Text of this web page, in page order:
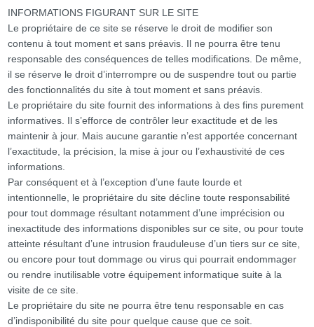
INFORMATIONS FIGURANT SUR LE SITE
Le propriétaire de ce site se réserve le droit de modifier son
contenu à tout moment et sans préavis. Il ne pourra être tenu
responsable des conséquences de telles modifications. De même,
il se réserve le droit d’interrompre ou de suspendre tout ou partie
des fonctionnalités du site à tout moment et sans préavis.
Le propriétaire du site fournit des informations à des fins purement
informatives. Il s’efforce de contrôler leur exactitude et de les
maintenir à jour. Mais aucune garantie n’est apportée concernant
l’exactitude, la précision, la mise à jour ou l’exhaustivité de ces
informations.
Par conséquent et à l’exception d’une faute lourde et
intentionnelle, le propriétaire du site décline toute responsabilité
pour tout dommage résultant notamment d’une imprécision ou
inexactitude des informations disponibles sur ce site, ou pour toute
atteinte résultant d’une intrusion frauduleuse d’un tiers sur ce site,
ou encore pour tout dommage ou virus qui pourrait endommager
ou rendre inutilisable votre équipement informatique suite à la
visite de ce site.
Le propriétaire du site ne pourra être tenu responsable en cas
d’indisponibilité du site pour quelque cause que ce soit.